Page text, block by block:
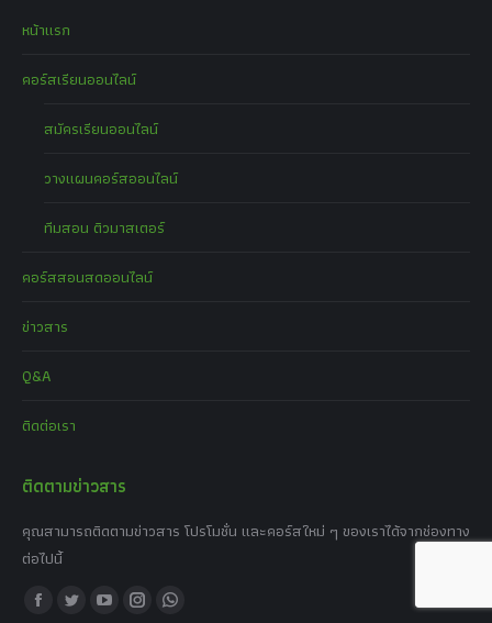
หน้าแรก
คอร์สเรียนออนไลน์
สมัครเรียนออนไลน์
วางแผนคอร์สออนไลน์
ทีมสอน ติวมาสเตอร์
คอร์สสอนสดออนไลน์
ข่าวสาร
Q&A
ติดต่อเรา
ติดตามข่าวสาร
คุณสามารถติดตามข่าวสาร โปรโมชั่น และคอร์สใหม่ ๆ ของเราได้จากช่องทาง
ต่อไปนี้
Find us on:
Facebook
TwitterYouTubeInstagramWhatsapp